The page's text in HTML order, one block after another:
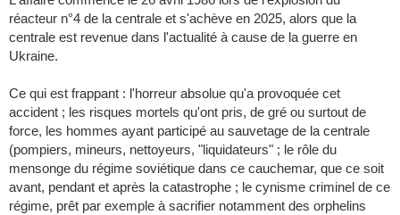
réacteur n°4 de la centrale et s'achève en 2025, alors que la
centrale est revenue dans l'actualité à cause de la guerre en
Ukraine.
Ce qui est frappant : l'horreur absolue qu'a provoquée cet
accident ; les risques mortels qu'ont pris, de gré ou surtout de
force, les hommes ayant participé au sauvetage de la centrale
(pompiers, mineurs, nettoyeurs, "liquidateurs" ; le rôle du
mensonge du régime soviétique dans ce cauchemar, que ce soit
avant, pendant et après la catastrophe ; le cynisme criminel de ce
régime, prêt par exemple à sacrifier notamment des orphelins